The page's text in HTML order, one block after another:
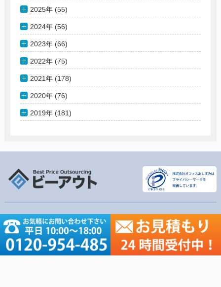
2025年 (55)
2024年 (56)
2023年 (66)
2022年 (75)
2021年 (178)
2020年 (76)
2019年 (181)
軽作業リスト
名刺のデータ化
名簿のデータ化
その他コンテンツ
会社概要
軽作業リスト